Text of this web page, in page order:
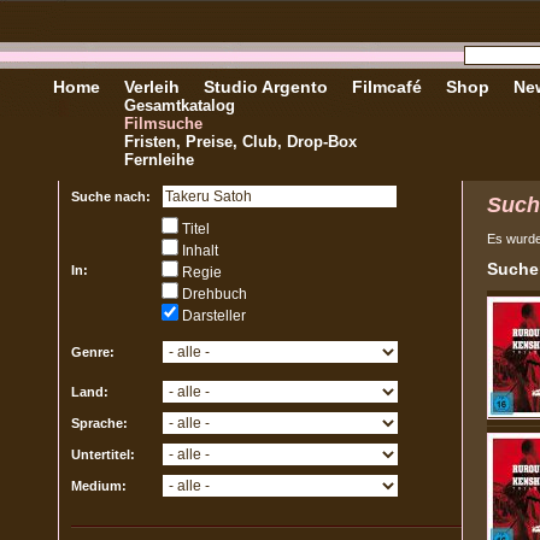
Home Verleih
Gesamtkatalog
Filmsuche
Fristen, Preise, Club, Drop-Box
Fernleihe
Studio Argento Filmcafé Shop
Suche nach:
In:
Titel
Inhalt
Regie
Drehbuch
Darsteller
Genre:
Land:
Sprache:
Untertitel:
Medium:
Es